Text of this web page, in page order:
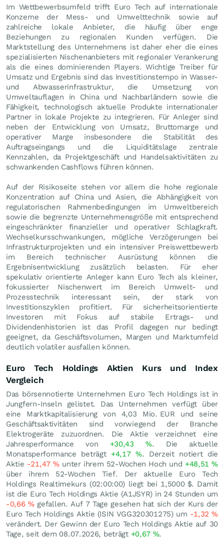
Im Wettbewerbsumfeld trifft Euro Tech auf internationale
Konzerne der Mess- und Umwelttechnik sowie auf
zahlreiche lokale Anbieter, die häufig über enge
Beziehungen zu regionalen Kunden verfügen. Die
Marktstellung des Unternehmens ist daher eher die eines
spezialisierten Nischenanbieters mit regionaler Verankerung
als die eines dominierenden Players. Wichtige Treiber für
Umsatz und Ergebnis sind das Investitionstempo in Wasser-
und Abwasserinfrastruktur, die Umsetzung von
Umweltauflagen in China und Nachbarländern sowie die
Fähigkeit, technologisch aktuelle Produkte internationaler
Partner in lokale Projekte zu integrieren. Für Anleger sind
neben der Entwicklung von Umsatz, Bruttomarge und
operativer Marge insbesondere die Stabilität des
Auftragseingangs und die Liquiditätslage zentrale
Kennzahlen, da Projektgeschäft und Handelsaktivitäten zu
schwankenden Cashflows führen können.
Auf der Risikoseite stehen vor allem die hohe regionale
Konzentration auf China und Asien, die Abhängigkeit von
regulatorischen Rahmenbedingungen im Umweltbereich
sowie die begrenzte Unternehmensgröße mit entsprechend
eingeschränkter finanzieller und operativer Schlagkraft.
Wechselkursschwankungen, mögliche Verzögerungen bei
Infrastrukturprojekten und ein intensiver Preiswettbewerb
im Bereich technischer Ausrüstung können die
Ergebnisentwicklung zusätzlich belasten. Für eher
spekulativ orientierte Anleger kann Euro Tech als kleiner,
fokussierter Nischenwert im Bereich Umwelt- und
Prozesstechnik interessant sein, der stark von
Investitionszyklen profitiert. Für sicherheitsorientierte
Investoren mit Fokus auf stabile Ertrags- und
Dividendenhistorien ist das Profil dagegen nur bedingt
geeignet, da Geschäftsvolumen, Margen und Marktumfeld
deutlich volatiler ausfallen können.
Euro Tech Holdings Aktien Kurs und Index
Vergleich
Das börsennotierte Unternehmen Euro Tech Holdings ist in
Jungfern-Inseln gelistet. Das Unternehmen verfügt über
eine Marktkapitalisierung von 4,03 Mio. EUR und seine
Geschäftsaktivitäten sind vorwiegend der Branche
Elektrogeräte zuzuordnen. Die Aktie verzeichnet eine
Jahresperformance von +30,43%. Die aktuelle
Monatsperformance beträgt +4,17%. Derzeit notiert die
Aktie -21,47%unter ihrem 52-Wochen Hoch und +48,51%
über ihrem 52-Wochen Tief. Der aktuelle Euro Tech
Holdings Realtimekurs (02:00:00) liegt bei 1,5000 $. Damit
ist die Euro Tech Holdings Aktie (A1JSYR) in 24 Stunden um
-0,66%gefallen. Auf 7 Tage gesehen hat sich der Kurs der
Euro Tech Holdings Aktie (ISIN VGG320301275) um -1,32%
verändert. Der Gewinn der Euro Tech Holdings Aktie auf 30
Tage, seit dem 08.07.2026, beträgt +0,67 %.